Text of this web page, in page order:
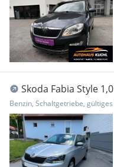
Skoda Fabia Style
Keyless | ...
Benzin, Schaltgetriebe,